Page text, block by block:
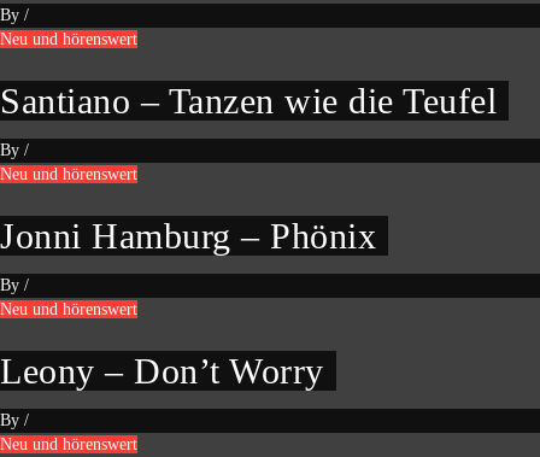
By /
Neu und hörenswert
Santiano – Tanzen wie die Teufel
By /
Neu und hörenswert
Jonni Hamburg – Phönix
By /
Neu und hörenswert
Leony – Don’t Worry
By /
Neu und hörenswert